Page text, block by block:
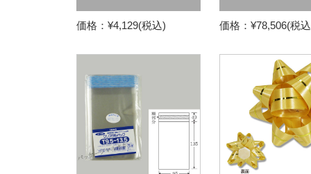
価格：¥4,129(税込) 価格：¥78,506(税